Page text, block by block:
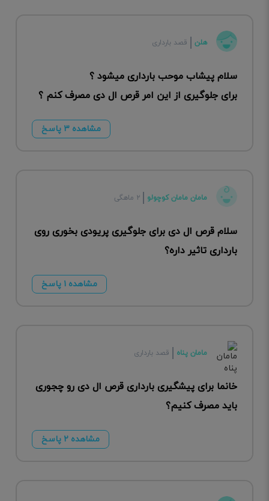
هلن قصد بارداری
سلام پیشاب موحب بارداری میشود ؟
برای جلوگیری از این امر قرص ال دی مصرف کنم ؟
مشاهده ۳ پاسخ
مامان مامان کوچولو ۲ ماهگی
سلام قرص ال دی برای جلوگیری پریودی بخوری روی
بارداری تاثیر داره؟
مشاهده ۱ پاسخ
مامان پناه قصد بارداری
خانما برای پیشگیری بارداری قرص ال دی رو چجوری
باید مصرف کنیم؟
مشاهده ۲ پاسخ